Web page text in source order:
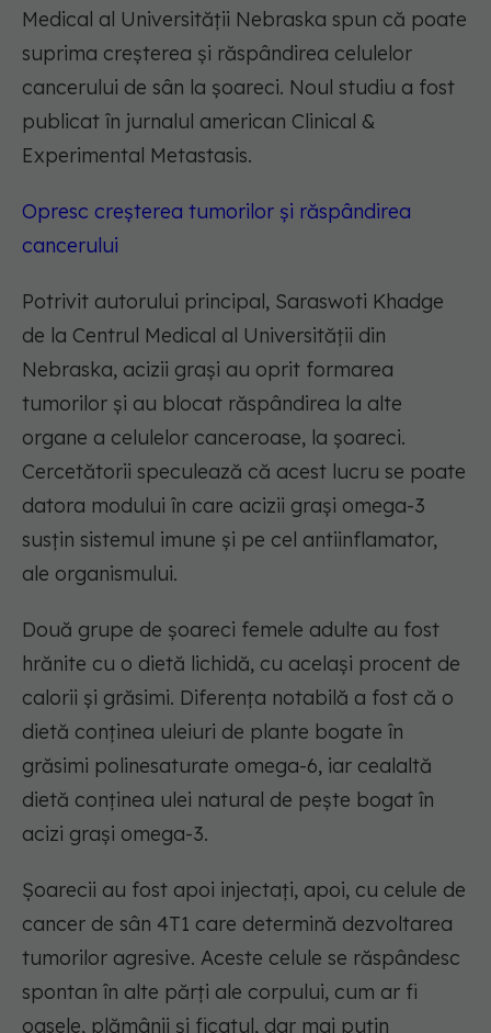
Medical al Universității Nebraska spun că poate
suprima creșterea și răspândirea celulelor
cancerului de sân la șoareci. Noul studiu a fost
publicat în jurnalul american Clinical &
Experimental Metastasis.
Opresc creșterea tumorilor și răspândirea
cancerului
Potrivit autorului principal, Saraswoti Khadge
de la Centrul Medical al Universității din
Nebraska, acizii grași au oprit formarea
tumorilor și au blocat răspândirea la alte
organe a celulelor canceroase, la șoareci.
Cercetătorii speculează că acest lucru se poate
datora modului în care acizii grași omega-3
susțin sistemul imune și pe cel antiinflamator,
ale organismului.
Două grupe de șoareci femele adulte au fost
hrănite cu o dietă lichidă, cu același procent de
calorii și grăsimi. Diferența notabilă a fost că o
dietă conținea uleiuri de plante bogate în
grăsimi polinesaturate omega-6, iar cealaltă
dietă conținea ulei natural de pește bogat în
acizi grași omega-3.
Șoarecii au fost apoi injectați, apoi, cu celule de
cancer de sân 4T1 care determină dezvoltarea
tumorilor agresive. Aceste celule se răspândesc
spontan în alte părți ale corpului, cum ar fi
oasele, plămânii și ficatul, dar mai puțin